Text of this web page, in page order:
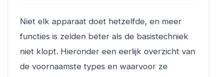
Niet elk apparaat doet hetzelfde, en meer
functies is zelden beter als de basistechniek
niet klopt. Hieronder een eerlijk overzicht van
de voornaamste types en waarvoor ze